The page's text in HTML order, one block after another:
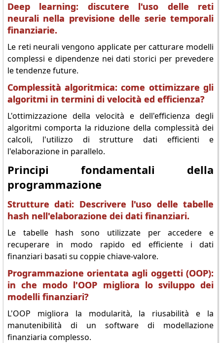
Deep learning: discutere l'uso delle reti
neurali nella previsione delle serie temporali
finanziarie.
Le reti neurali vengono applicate per catturare modelli
complessi e dipendenze nei dati storici per prevedere
le tendenze future.
Complessità algoritmica: come ottimizzare gli
algoritmi in termini di velocità ed efficienza?
L'ottimizzazione della velocità e dell'efficienza degli
algoritmi comporta la riduzione della complessità dei
calcoli, l'utilizzo di strutture dati efficienti e
l'elaborazione in parallelo.
Principi fondamentali della
programmazione
Strutture dati: Descrivere l'uso delle tabelle
hash nell'elaborazione dei dati finanziari.
Le tabelle hash sono utilizzate per accedere e
recuperare in modo rapido ed efficiente i dati
finanziari basati su coppie chiave-valore.
Programmazione orientata agli oggetti (OOP):
in che modo l'OOP migliora lo sviluppo dei
modelli finanziari?
L'OOP migliora la modularità, la riusabilità e la
manutenibilità di un software di modellazione
finanziaria complesso.